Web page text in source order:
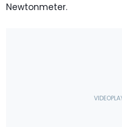
Newtonmeter.